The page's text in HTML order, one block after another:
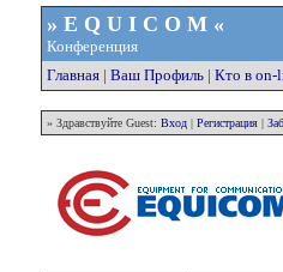
» E Q U I C O M «
Конференция
Главная | Ваш Профиль | Кто в on-
» Здравствуйте Guest: Вход | Регистрация |